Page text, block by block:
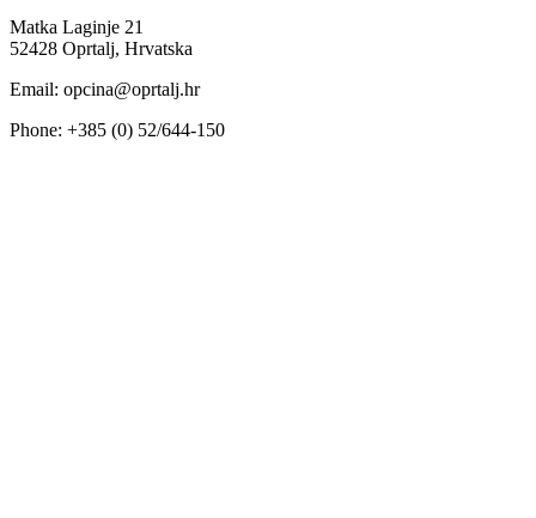
Matka Laginje 21
52428 Oprtalj, Hrvatska
Email: opcina@oprtalj.hr
Phone: +385 (0) 52/644-150